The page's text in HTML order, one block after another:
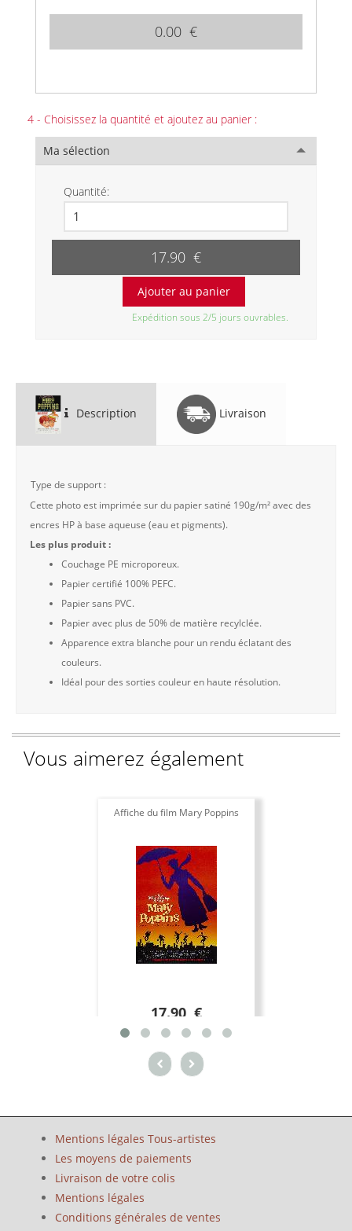
0.00 €
4 - Choisissez la quantité et ajoutez au panier :
Ma sélection
Quantité:
17.90 €
Expédition sous 2/5 jours ouvrables.
Description Livraison
Type de support :
Cette photo est imprimée sur du papier satiné 190g/m² avec des
encres HP à base aqueuse (eau et pigments).
Les plus produit :
Couchage PE microporeux.
Papier certifié 100% PEFC.
Papier sans PVC.
Papier avec plus de 50% de matière recylclée.
Apparence extra blanche pour un rendu éclatant des
couleurs.
Idéal pour des sorties couleur en haute résolution.
Vous aimerez également
Affiche du film Mary Poppins
17.90 €
Mentions légales Tous-artistes
Les moyens de paiements
Livraison de votre colis
Mentions légales
Conditions générales de ventes